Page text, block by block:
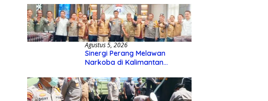
Agustus 5, 2026
Sinergi Perang Melawan
Narkoba di Kalimantan
Kalteng Siapkan Deklarasi
Akbar